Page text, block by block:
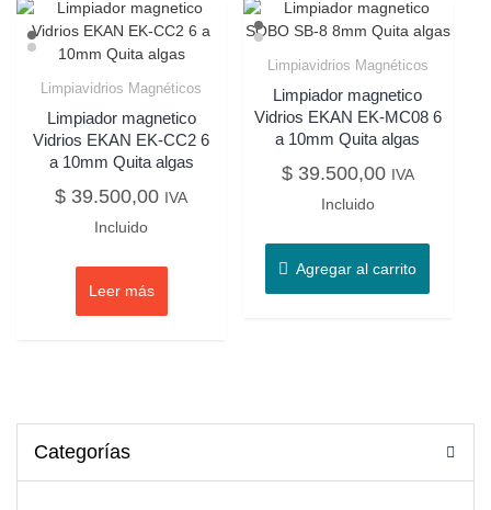
Limpiavidrios Magnéticos
Limpiador magnetico
Vidrios EKAN EK-CC2 6
a 10mm Quita algas
$ 39.500,00 IVA
Incluido
Leer más
Limpiavidrios Magnéticos
Limpiador magnetico
Vidrios EKAN EK-MC08 6
a 10mm Quita algas
$39.500,00 IVA
Incluido
Agregar al carrito
Categorías